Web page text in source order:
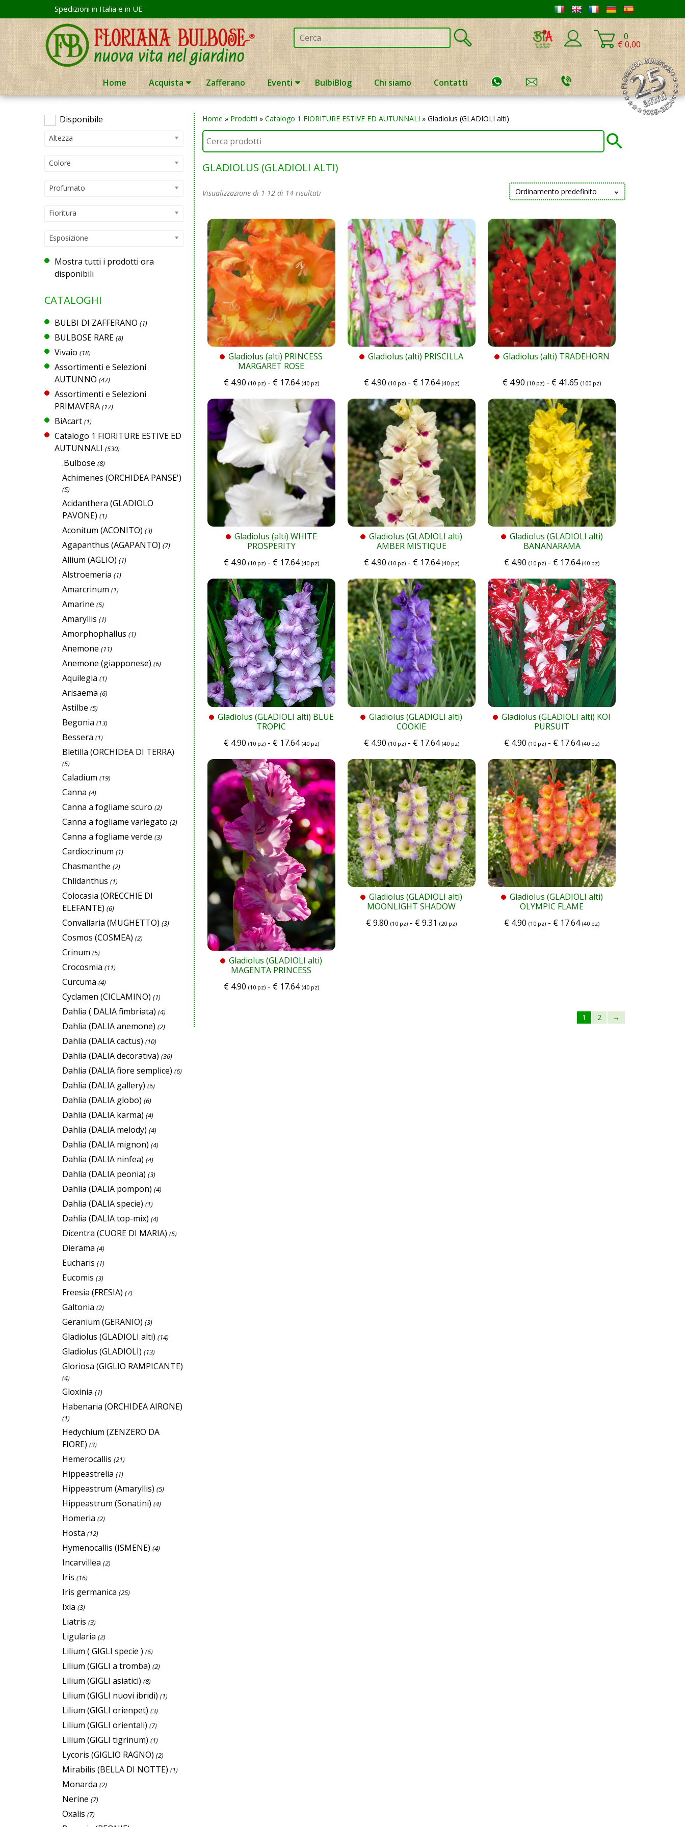
to
content
Spedizioni in Italia e in UE
Cerca: 0
€ 0,00
Home Acquista Zafferano Eventi BulbiBlog Chi siamo Contatti
Home » Prodotti » Catalogo 1 FIORITURE ESTIVE ED AUTUNNALI » Gladiolus (GLADIOLI alti)
GLADIOLUS (GLADIOLI ALTI)
Visualizzazione di 1-12 di 14 risultati
Gladiolus (alti) PRINCESS
MARGARET ROSE
€4.90 (10 pz)- €17.64 (40 pz)
Gladiolus (alti) PRISCILLA
€4.90 (10 pz)- €17.64 (40 pz)
Gladiolus (alti) TRADEHORN
€ 4.90 (10 pz) - € 41.65 (100 pz)
Gladiolus (alti) WHITE
PROSPERITY
€4.90 (10 pz)- €17.64 (40 pz)
Gladiolus (GLADIOLI alti)
AMBER MISTIQUE
€4.90 (10 pz)- €17.64 (40 pz)
Gladiolus (GLADIOLI alti)
BANANARAMA
€ 4.90 (10 pz) - € 17.64 (40 pz)
Gladiolus (GLADIOLI alti) BLUE
TROPIC
€4.90 (10 pz)- €17.64 (40 pz)
Gladiolus (GLADIOLI alti)
COOKIE
€4.90 (10 pz)- €17.64 (40 pz)
Gladiolus (GLADIOLI alti) KOI
PURSUIT
€ 4.90 (10 pz) - € 17.64 (40 pz)
Gladiolus (GLADIOLI alti)
MAGENTA PRINCESS
€4.90 (10 pz)- €17.64 (40 pz)
Gladiolus (GLADIOLI alti)
MOONLIGHT SHADOW
€9.80 (10 pz) - €9.31 (20 pz)
Gladiolus (GLADIOLI alti)
OLYMPIC FLAME
€ 4.90 (10 pz) - € 17.64 (40 pz)
1 2 →
Disponibile
Altezza
Colore
Profumato
Fioritura
Esposizione
Mostra tutti i prodotti ora
disponibili
CATALOGHI
BULBI DI ZAFFERANO (1)
BULBOSE RARE (8)
Vivaio (18)
Assortimenti e Selezioni
AUTUNNO (47)
Assortimenti e Selezioni
PRIMAVERA (17)
BiAcart (1)
Catalogo 1 FIORITURE ESTIVE ED
AUTUNNALI (530)
.Bulbose (8)
Achimenes (ORCHIDEA PANSE')
(5)
Acidanthera (GLADIOLO
PAVONE) (1)
Aconitum (ACONITO) (3)
Agapanthus (AGAPANTO) (7)
Allium (AGLIO) (1)
Alstroemeria (1)
Amarcrinum (1)
Amarine (5)
Amaryllis (1)
Amorphophallus (1)
Anemone (11)
Anemone (giapponese) (6)
Aquilegia (1)
Arisaema (6)
Astilbe (5)
Begonia (13)
Bessera (1)
Bletilla (ORCHIDEA DI TERRA)
(5)
Caladium (19)
Canna (4)
Canna a fogliame scuro (2)
Canna a fogliame variegato (2)
Canna a fogliame verde (3)
Cardiocrinum (1)
Chasmanthe (2)
Chlidanthus (1)
Colocasia (ORECCHIE DI
ELEFANTE) (6)
Convallaria (MUGHETTO) (3)
Cosmos (COSMEA) (2)
Crinum (5)
Crocosmia (11)
Curcuma (4)
Cyclamen (CICLAMINO) (1)
Dahlia ( DALIA fimbriata) (4)
Dahlia (DALIA anemone) (2)
Dahlia (DALIA cactus) (10)
Dahlia (DALIA decorativa) (36)
Dahlia (DALIA fiore semplice) (6)
Dahlia (DALIA gallery) (6)
Dahlia (DALIA globo) (6)
Dahlia (DALIA karma) (4)
Dahlia (DALIA melody) (4)
Dahlia (DALIA mignon) (4)
Dahlia (DALIA ninfea) (4)
Dahlia (DALIA peonia) (3)
Dahlia (DALIA pompon) (4)
Dahlia (DALIA specie) (1)
Dahlia (DALIA top-mix) (4)
Dicentra (CUORE DI MARIA) (5)
Dierama (4)
Eucharis (1)
Eucomis (3)
Freesia (FRESIA) (7)
Galtonia (2)
Geranium (GERANIO) (3)
Gladiolus (GLADIOLI alti) (14)
Gladiolus (GLADIOLI) (13)
Gloriosa (GIGLIO RAMPICANTE)
(4)
Gloxinia (1)
Habenaria (ORCHIDEA AIRONE)
(1)
Hedychium (ZENZERO DA
FIORE) (3)
Hemerocallis (21)
Hippeastrelia (1)
Hippeastrum (Amaryllis) (5)
Hippeastrum (Sonatini) (4)
Homeria (2)
Hosta (12)
Hymenocallis (ISMENE) (4)
Incarvillea (2)
Iris (16)
Iris germanica (25)
Ixia (3)
Liatris (3)
Ligularia (2)
Lilium ( GIGLI specie ) (6)
Lilium (GIGLI a tromba) (2)
Lilium (GIGLI asiatici) (8)
Lilium (GIGLI nuovi ibridi) (1)
Lilium (GIGLI orienpet) (3)
Lilium (GIGLI orientali) (7)
Lilium (GIGLI tigrinum) (1)
Lycoris (GIGLIO RAGNO) (2)
Mirabilis (BELLA DI NOTTE) (1)
Monarda (2)
Nerine (7)
Oxalis (7)